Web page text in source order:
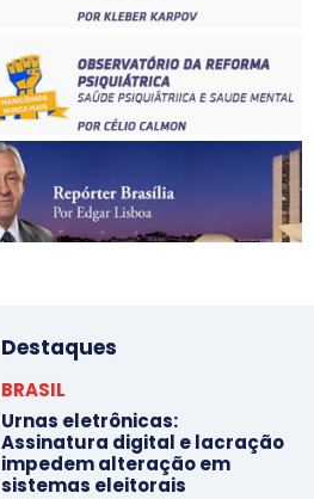
Destaques
BRASIL
Urnas eletrônicas:
Assinatura digital e lacração
impedem alteração em
sistemas eleitorais